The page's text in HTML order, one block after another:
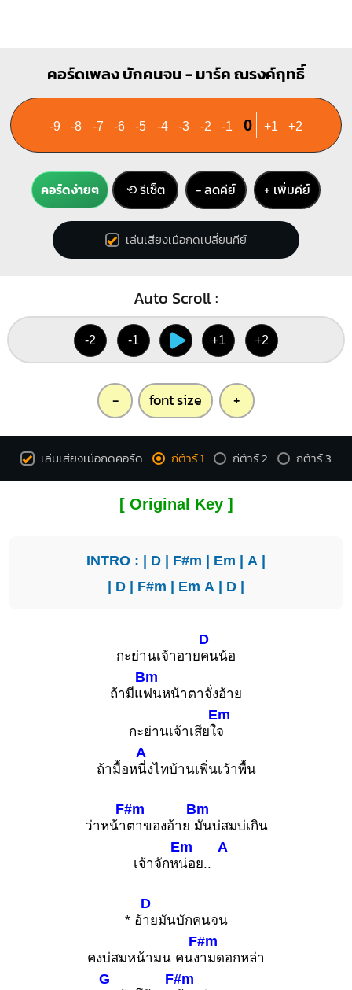
คอร์ดเพลง บักคนจน - มาร์ค ณรงค์ฤทธิ์
-9 -8 -7 -6 -5 -4 -3 -2 -1 0 +1 +2
คอร์ดง่ายๆ ⟲ รีเซ็ต − ลดคีย์ + เพิ่มคีย์
เล่นเสียงเมื่อกดเปลี่ยนคีย์
Auto Scroll :
-2 -1 +1 +2
- font size +
เล่นเสียงเมื่อกดคอร์ด กีต้าร์ 1 กีต้าร์ 2 กีต้าร์ 3
[ Original Key ]
INTRO : | D | F#m | Em | A |
| D | F#m | Em A | D |
กะย่านเจ้าอาย
D
คนน้อ
ถ้ามีแ
Bm
ฟนหน้าตาจั่งอ้าย
กะย่านเจ้าเสียใ
Em
จ
ถ้ามื้อห
A
นี่งไทบ้านเพิ่นเว้าพื้น
ว่าหน้า
F#m
ตาของอ้าย
Bm
มันบ่สมบ่เกิน
เจ้าจักห
Em
น่อย..
A
* อ้
D
ายมันบักคนจน
คงบ่สมหน้ามน คนง
F#m
ามดอกหล่า
G F#m